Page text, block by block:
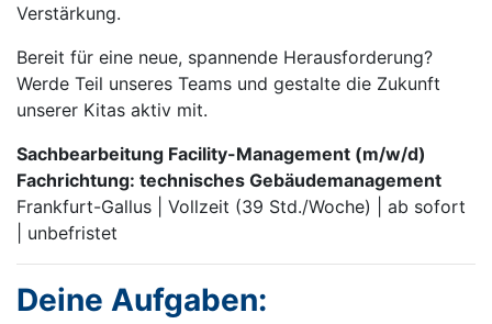
Verstärkung.
Bereit für eine neue, spannende Herausforderung?
Werde Teil unseres Teams und gestalte die Zukunft
unserer Kitas aktiv mit.
Sachbearbeitung Facility-Management (m/w/d)
Fachrichtung: technisches Gebäudemanagement
Frankfurt-Gallus | Vollzeit (39 Std./Woche) | ab sofort
| unbefristet
Deine Aufgaben: